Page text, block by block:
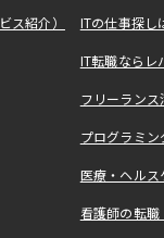
ス紹介） ITの仕事探
IT転職なら
フリーラン
プログラミ
医療・ヘル
看護師の転